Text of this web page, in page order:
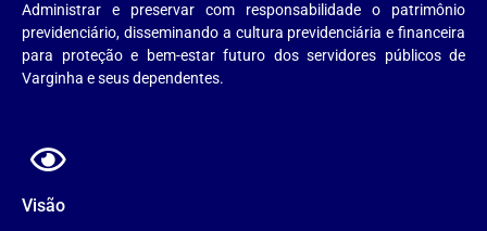
Administrar e preservar com responsabilidade o patrimônio
previdenciário, disseminando a cultura previdenciária e financeira
para proteção e bem-estar futuro dos servidores públicos de
Varginha e seus dependentes.
Visão